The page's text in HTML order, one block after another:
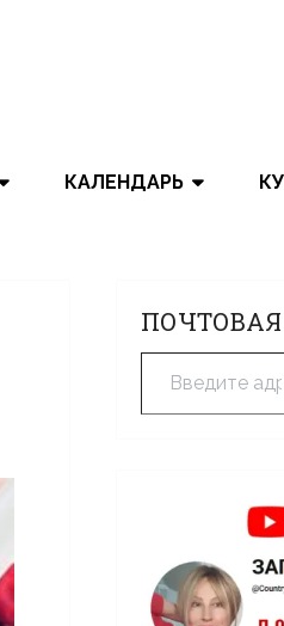
КАЛЕНДАРЬ
Введите адрес электронной почты…